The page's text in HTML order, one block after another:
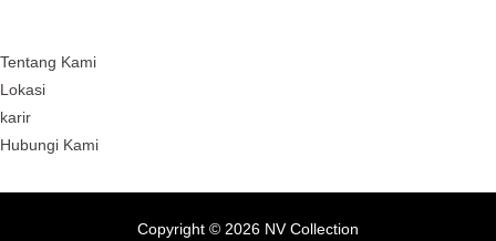
Tentang Kami
Lokasi
karir
Hubungi Kami
Copyright © 2026 NV Collection